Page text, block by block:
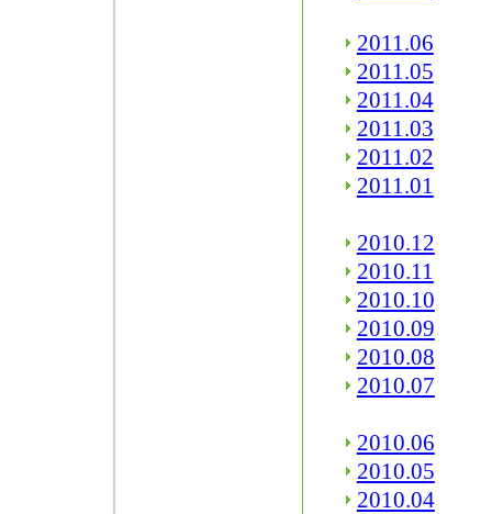
2011.06
2011.05
2011.04
2011.03
2011.02
2011.01
2010.12
2010.11
2010.10
2010.09
2010.08
2010.07
2010.06
2010.05
2010.04